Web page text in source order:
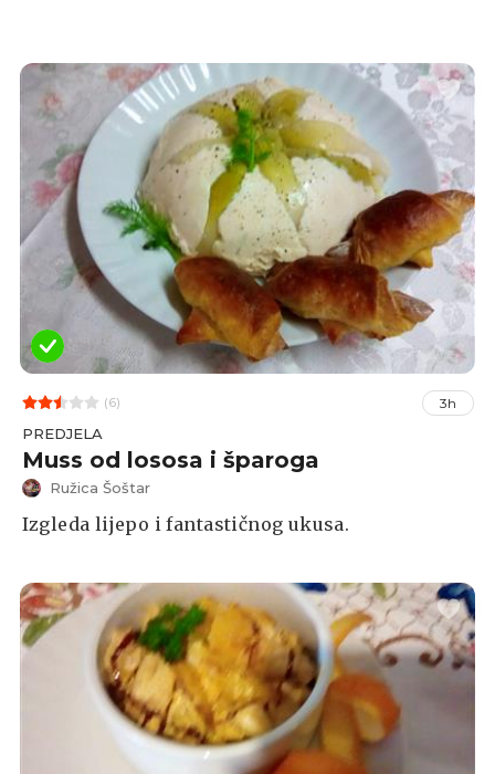
(6) 3h
PREDJELA
Muss od lososa i šparoga
Ružica Šoštar
Izgleda lijepo i fantastičnog ukusa.